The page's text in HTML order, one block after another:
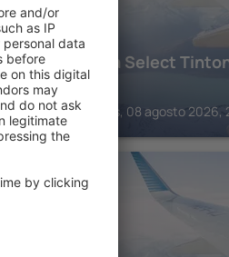
Sonesta Select
373€
Tinton Falls, 08 agosto 2026,
NEPTUNE CITY